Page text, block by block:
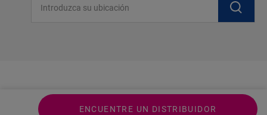
ENCUENTRE UN DISTRIBUIDOR